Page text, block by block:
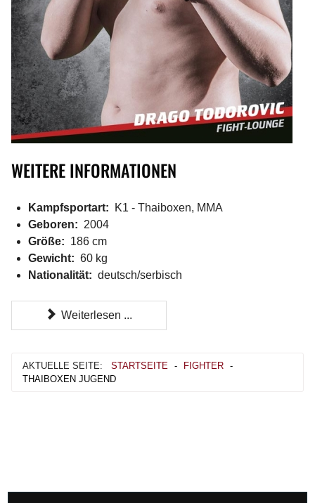
WEITERE INFORMATIONEN
Kampfsportart:
K1 - Thaiboxen, MMA
Geboren: 2004
Größe: 186 cm
Gewicht: 60 kg
Nationalität: deutsch/serbisch
Weiterlesen ...
AKTUELLE SEITE: STARTSEITE - FIGHTER -
THAIBOXEN JUGEND